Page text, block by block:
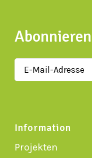
Information
Projekten